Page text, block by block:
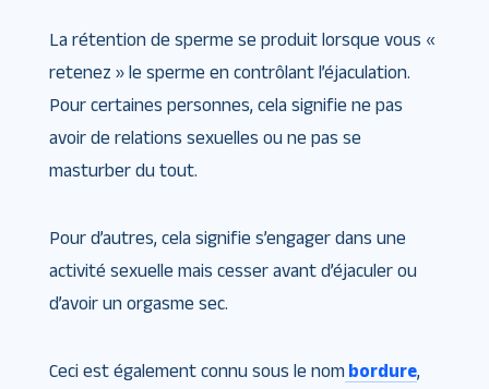
La rétention de sperme se produit lorsque vous «
retenez » le sperme en contrôlant l’éjaculation.
Pour certaines personnes, cela signifie ne pas
avoir de relations sexuelles ou ne pas se
masturber du tout.
Pour d’autres, cela signifie s’engager dans une
activité sexuelle mais cesser avant d’éjaculer ou
d’avoir un orgasme sec.
Ceci est également connu sous le nom bordure,